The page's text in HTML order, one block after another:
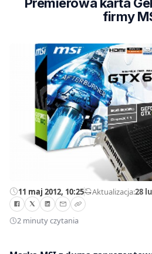
firmy
11 maj 2012, 10:25—Aktualizacja:28
2 minuty czytania